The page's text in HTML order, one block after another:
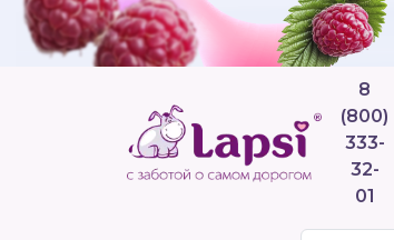
8
(800)
333-
32-
01